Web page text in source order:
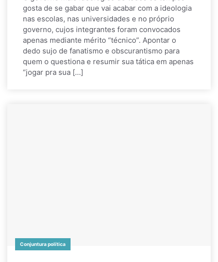
gosta de se gabar que vai acabar com a ideologia
nas escolas, nas universidades e no próprio
governo, cujos integrantes foram convocados
apenas mediante mérito “técnico”. Apontar o
dedo sujo de fanatismo e obscurantismo para
quem o questiona e resumir sua tática em apenas
“jogar pra sua […]
Conjuntura política